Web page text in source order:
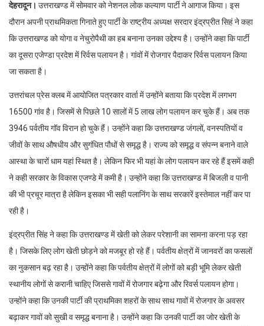
देहरादून। उत्तराखण्ड में सोमवार को नेशनल लोक कल्याण पार्टी ने आगाज किया। इस
दौरान अपनी प्राथमिकता गिनाते हुए पार्टी के राष्ट्रीय अध्यक्ष सरदार इंद्रप्रीत सिहं ने कहा
कि उत्तराखण्ड को योगा व नेचुरोपैथी का हब बनाना उनका उद्देश्य है। उन्होंने कहा कि पार्टी
का दूसरा एजेण्डा प्रदेश में रिर्वस पलायन है। गांवों में रोजगार पैदाकर रिर्वस पलायन किया
जा सकता है।
उत्तरांचल प्रेस क्लब में आयोजित पत्रकार वार्ता में उन्होंने बताया कि प्रदेश में लगभग
16500 गांव है। जिसमें से पिछले 10 सालों में 5 लाख लोग पलायन कर चुके हैं। अब तक
3946 ‭पर्वतीय गॉव विरान हो चुके हैं। उन्होंने कहा कि उत्तराखण्ड जंगलों, वनस्पतियों व
जीवों के साथ औषधीय और सुगंधित पौधों से समृद्ध है। राज्य को समृद्ध व संपन्न बनाने वाले
आस्था के चारों धाम यहां स्थित है। लेकिन फिर भी यहां के लोग पलायन कर रहे हैं इसमें कही
ने कही सरकार के विकास एजण्डे में कमी है। उन्होंने कहा कि उत्तराखण्ड में बिजली व पानी
की भी प्रचूर मात्रा है लेकिन इसका भी सही पलानिंग के साथ सरकारें इस्तेमाल नहीं कर पा
रही है।
इंद्रप्रीत सिंह ने कहा कि उत्तराखण्ड में खेती को लेकर परेशानी का सामना करना पड़ रहा
है। जिसके लिए लोग खेती छोड़ने को मजबूर हो रहे हैं। पर्वतीय क्षेत्रों में जानवरों का फसलों
का नुकसान बढ़ रहा है। उन्होंने कहा कि पर्वतीय क्षेत्रों में लोगों को बड़ी भूमि लेकर खेती
स्थानीय लोगों से करानी चाहिए जिससे गावों में रोजगार बढ़ेगा और रिवर्स पलायन होगा।
उन्होंने कहा कि उनकी पार्टी की प्राथमिका शहरों के साथ साथ गावों में रोजगार के अवसर
बढ़ाकर गावों को सुखी व समृद्ध बनाना है। उन्होंने कहा कि उनकी पार्टी का जोर खेती के